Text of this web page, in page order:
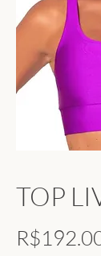
TOP